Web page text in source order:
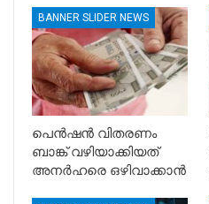
BANNER SLIDER NEWS
പെൻഷൻ വിതരണം
ബാങ്ക് വഴിയാക്കിയത്
അനർഹരെ ഒഴിവാക്കാൻ